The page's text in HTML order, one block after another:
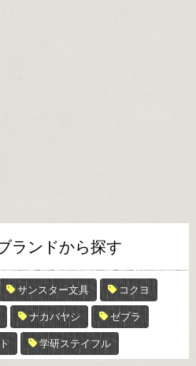
ランドから探す
サンスター文具 コクヨ
ナカバヤシ ゼブラ
学研ステイフル